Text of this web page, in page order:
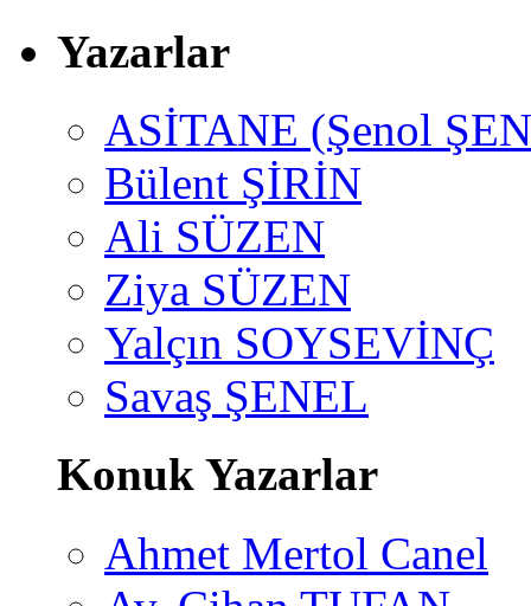
Yazarlar
ASİTANE (Şenol
Bülent ŞİRİN
Ali SÜZEN
Ziya SÜZEN
Yalçın SOYSEVİNÇ
Savaş ŞENEL
Konuk Yazarlar
Ahmet Mertol Canel